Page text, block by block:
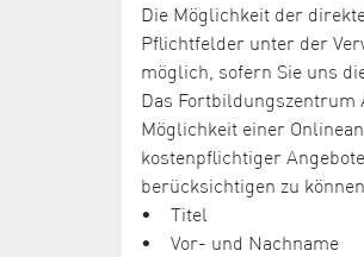
Die Möglichkeit der
Pflichtfelder unter der
möglich, sofern Sie uns
Das Fortbildungszentrum
Möglichkeit einer
kostenpflichtiger
berücksichtigen zu
• Titel
• Vor- und Nachname